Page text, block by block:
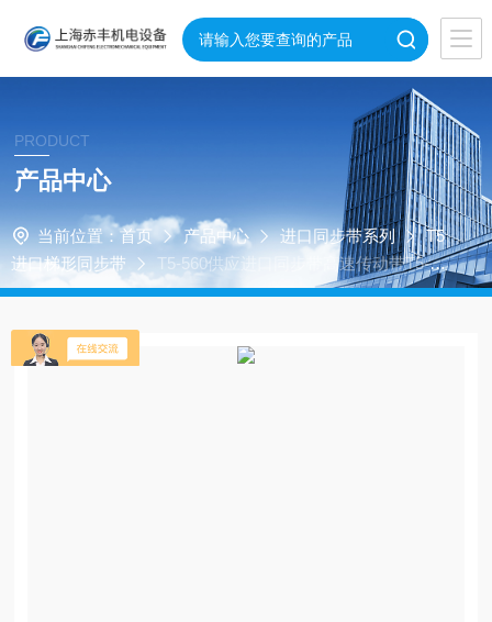
PRODUCT
产品中心
当前位置： 首页 产品中心 进口同步带系列
T5
进口梯形同步带
T5-560供应进口同步带高速传动带T5-56
0